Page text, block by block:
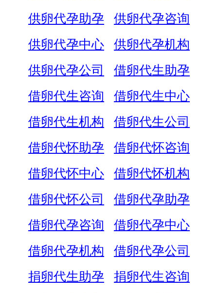
供卵代孕助孕
供卵代孕咨询
供卵代孕中心
供卵代孕机构
供卵代孕公司
借卵代生助孕
借卵代生咨询
借卵代生中心
借卵代生机构
借卵代生公司
借卵代怀助孕
借卵代怀咨询
借卵代怀中心
借卵代怀机构
借卵代怀公司
借卵代孕助孕
借卵代孕咨询
借卵代孕中心
借卵代孕机构
借卵代孕公司
捐卵代生助孕
捐卵代生咨询